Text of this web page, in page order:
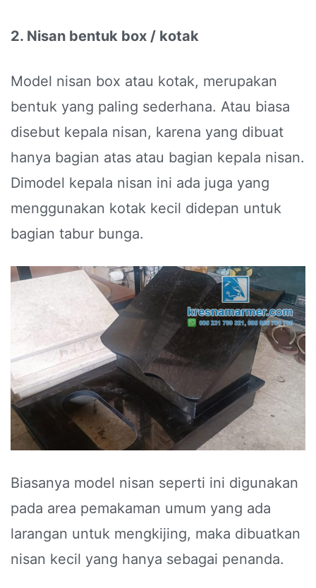
2. Nisan bentuk box / kotak
Model nisan box atau kotak, merupakan
bentuk yang paling sederhana. Atau biasa
disebut kepala nisan, karena yang dibuat
hanya bagian atas atau bagian kepala nisan.
Dimodel kepala nisan ini ada juga yang
menggunakan kotak kecil didepan untuk
bagian tabur bunga.
Biasanya model nisan seperti ini digunakan
pada area pemakaman umum yang ada
larangan untuk mengkijing, maka dibuatkan
nisan kecil yang hanya sebagai penanda.